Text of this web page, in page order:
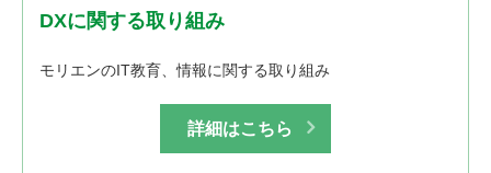
DXに関する取り組み
モリエンのIT教育、情報に関する取り組み
詳細はこちら